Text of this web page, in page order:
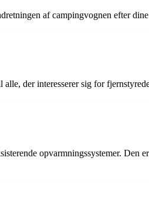
af campingvognen efter
der interesserer sig for
opvarmningssystemer. Den